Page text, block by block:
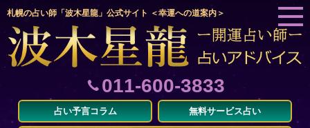
札幌の占い師「波木星龍」公式サイト ＜幸運への道案内＞
011-600-3833
占い予言コラム 無料サービス占い